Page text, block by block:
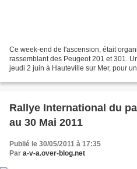
Ce week-end de l'ascension, était
rassemblant des Peugeot 201 et 301.
jeudi 2 juin à Hauteville sur Mer, pour
Rallye International du
au 30 Mai 2011
Publié le 30/05/2011 à 17:35
Par a-v-a.over-blog.net